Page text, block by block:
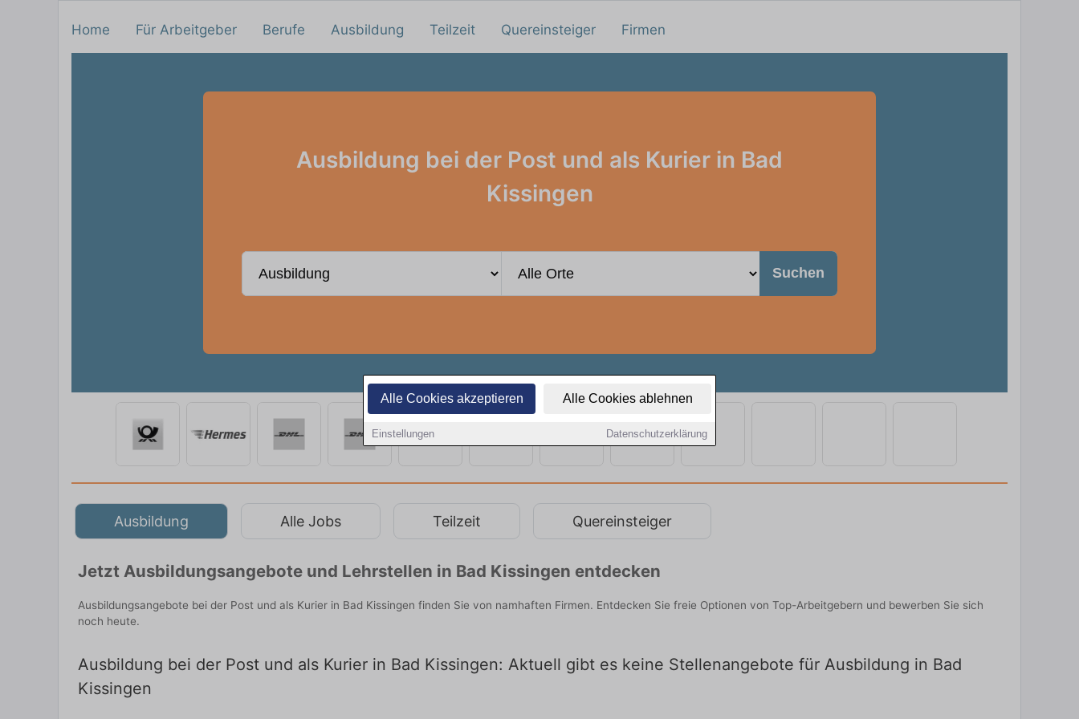
Alle Cookies akzeptieren Alle Cookies ablehnen
Einstellungen Datenschutzerklärung
Home Für Arbeitgeber Berufe Ausbildung Teilzeit Quereinsteiger Firmen
Ausbildung bei der Post und als Kurier in Bad
Kissingen
Suchen
Ausbildung Alle Jobs Teilzeit Quereinsteiger
Jetzt Ausbildungsangebote und Lehrstellen in Bad Kissingen entdecken
Ausbildungsangebote bei der Post und als Kurier in Bad Kissingen finden Sie von namhaften Firmen. Entdecken Sie freie Optionen von Top-Arbeitgebern und bewerben Sie sich
noch heute.
Ausbildung bei der Post und als Kurier in Bad Kissingen: Aktuell gibt es keine Stellenangebote für Ausbildung in Bad
Kissingen